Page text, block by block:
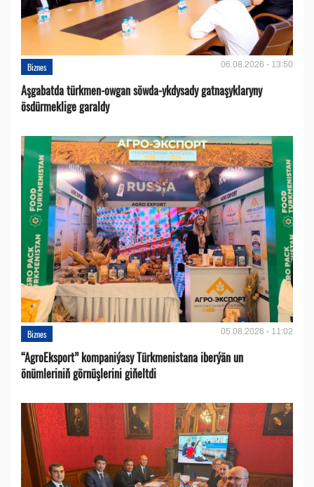
Biznes 06.08.2026 - 13:50
Aşgabatda türkmen-owgan söwda-ykdysady gatnaşyklaryny
ösdürmeklige garaldy
Biznes 05.08.2026 - 11:02
“AgroEksport” kompaniýasy Türkmenistana iberýän un
önümleriniň görnüşlerini giňeltdi